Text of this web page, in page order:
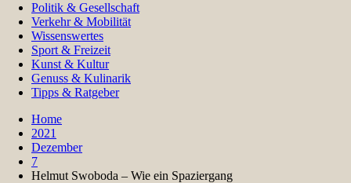
Politik & Gesellschaft
Verkehr & Mobilität
Wissenswertes
Sport & Freizeit
Kunst & Kultur
Genuss & Kulinarik
Tipps & Ratgeber
Home
2021
Dezember
7
Helmut Swoboda – Wie ein Spaziergang